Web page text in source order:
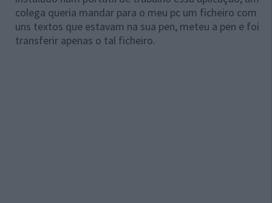
colega queria mandar para o meu pc um ficheiro com
uns textos que estavam na sua pen, meteu a pen e foi
transferir apenas o tal ficheiro.